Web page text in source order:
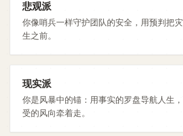
悲观派
你像哨兵一样守护团队的安全，用预判把
生之前。
现实派
你是风暴中的锚：用事实的罗盘导航人生
受的风向牵着走。